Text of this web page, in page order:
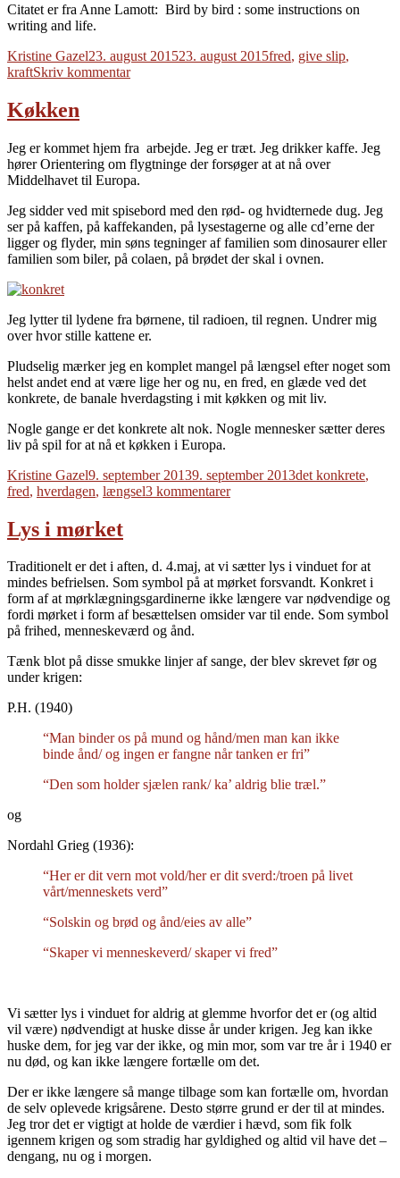
Citatet er fra Anne Lamott: Bird by bird : some instructions on
writing and life.
Forfatter
Kristine GazelUdgivet
23. august 201523. august 2015Tags
fred, give slip,
kraftSkriv kommentartil
Køkken
Jeg er kommet hjem fra arbejde. Jeg er træt. Jeg drikker kaffe. Jeg
hører Orientering om flygtninge der forsøger at at nå over
Middelhavet til Europa.
Jeg sidder ved mit spisebord med den rød- og hvidternede dug. Jeg
ser på kaffen, på kaffekanden, på lysestagerne og alle cd’erne der
ligger og flyder, min søns tegninger af familien som dinosaurer eller
familien som biler, på colaen, på brødet der skal i ovnen.
Jeg lytter til lydene fra børnene, til radioen, til regnen. Undrer mig
over hvor stille kattene er.
Pludselig mærker jeg en komplet mangel på længsel efter noget som
helst andet end at være lige her og nu, en fred, en glæde ved det
konkrete, de banale hverdagsting i mit køkken og mit liv.
Nogle gange er det konkrete alt nok. Nogle mennesker sætter deres
liv på spil for at nå et køkken i Europa.
Forfatter
Kristine GazelUdgivet
9. september 20139. september 2013Tags
det konkrete,
fred, hverdagen, længsel3 kommentarertil
Lys i mørket
Traditionelt er det i aften, d. 4.maj, at vi sætter lys i vinduet for at
mindes befrielsen. Som symbol på at mørket forsvandt. Konkret i
form af at mørklægningsgardinerne ikke længere var nødvendige og
fordi mørket i form af besættelsen omsider var til ende. Som symbol
på frihed, menneskeværd og ånd.
Tænk blot på disse smukke linjer af sange, der blev skrevet før og
under krigen:
P.H. (1940)
“Man binder os på mund og hånd/men man kan ikke
binde ånd/ og ingen er fangne når tanken er fri”
“Den som holder sjælen rank/ ka’ aldrig blie træl.”
og
Nordahl Grieg (1936):
“Her er dit vern mot vold/her er dit sverd:/troen på livet
vårt/menneskets verd”
“Solskin og brød og ånd/eies av alle”
“Skaper vi menneskeverd/ skaper vi fred”
Vi sætter lys i vinduet for aldrig at glemme hvorfor det er (og altid
vil være) nødvendigt at huske disse år under krigen. Jeg kan ikke
huske dem, for jeg var der ikke, og min mor, som var tre år i 1940 er
nu død, og kan ikke længere fortælle om det.
Der er ikke længere så mange tilbage som kan fortælle om, hvordan
de selv oplevede krigsårene. Desto større grund er der til at mindes.
Jeg tror det er vigtigt at holde de værdier i hævd, som fik folk
igennem krigen og som stradig har gyldighed og altid vil have det –
dengang, nu og i morgen.